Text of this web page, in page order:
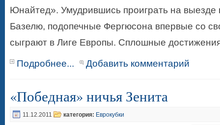
Юнайтед». Умудрившись проиграть на выезде
Базелю, подопечные Фергюсона впервые со
сыграют в Лиге Европы. Сплошные
Подробнее... Добавить комментарий
«Победная» ничья Зенита
11.12.2011 категория: Еврокубки